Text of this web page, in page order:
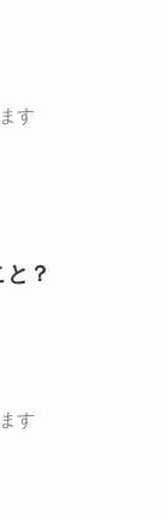
す
？
す